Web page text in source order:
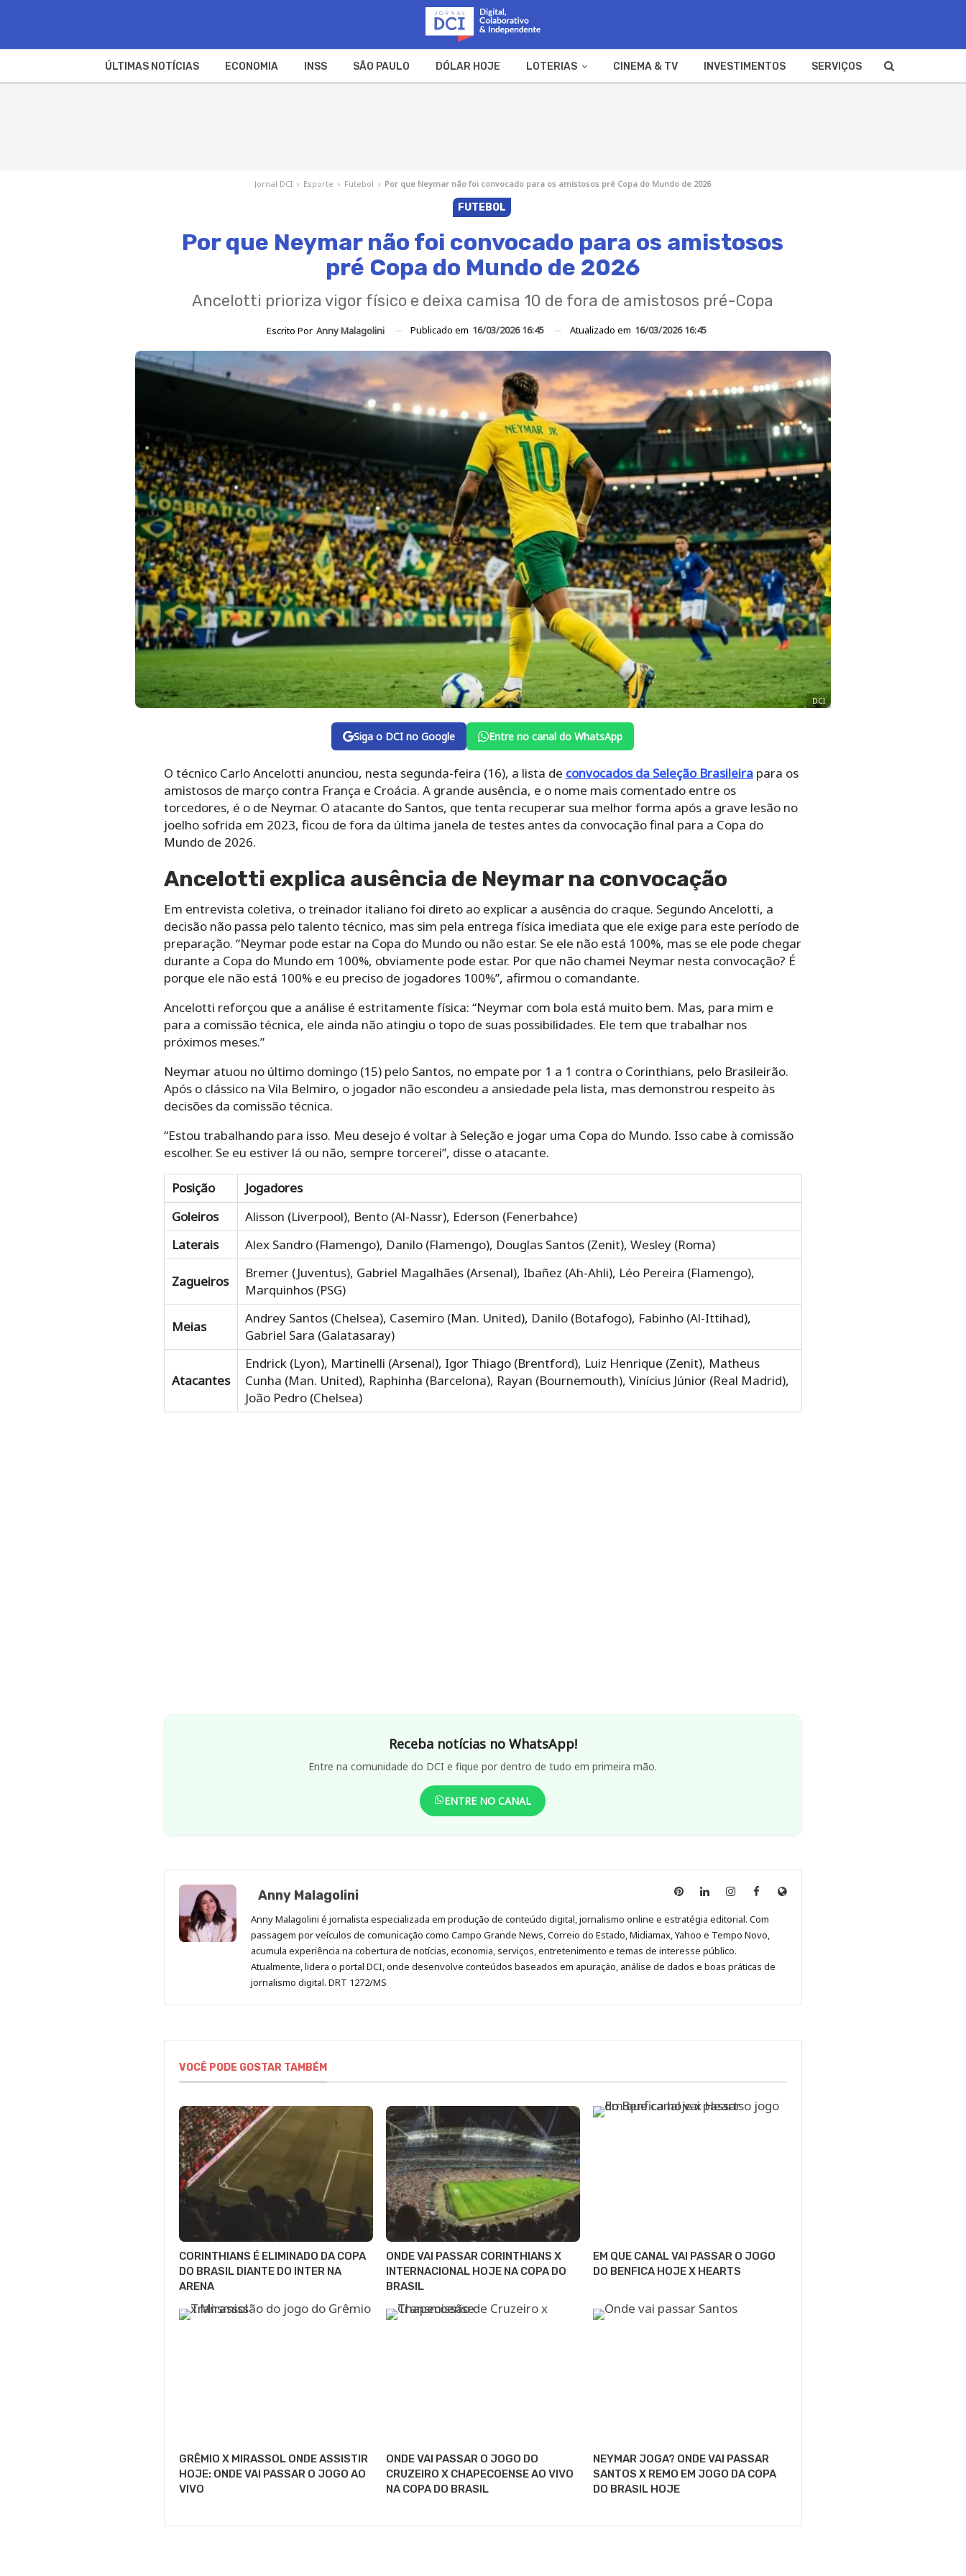
ÚLTIMAS NOTÍCIAS ECONOMIA INSS SÃO PAULO DÓLAR HOJE LOTERIAS CINEMA & TV INVESTIMENTOS SERVIÇOS
Jornal DCI › Esporte › Futebol › Por que Neymar não foi convocado para os amistosos pré Copa do Mundo de 2026
FUTEBOL
Por que Neymar não foi convocado para os amistosos
pré Copa do Mundo de 2026
Ancelotti prioriza vigor físico e deixa camisa 10 de fora de amistosos pré-Copa
Escrito Por Anny Malagolini Publicado em 16/03/2026 16:45 Atualizado em 16/03/2026 16:45
DCI
Siga o DCI no Google Entre no canal do WhatsApp
O técnico Carlo Ancelotti anunciou, nesta segunda-feira (16), a lista de convocados da Seleção Brasileirapara os
amistosos de março contra França e Croácia. A grande ausência, e o nome mais comentado entre os
torcedores, é o de Neymar. O atacante do Santos, que tenta recuperar sua melhor forma após a grave lesão no
joelho sofrida em 2023, ficou de fora da última janela de testes antes da convocação final para a Copa do
Mundo de 2026.
Ancelotti explica ausência de Neymar na convocação
Em entrevista coletiva, o treinador italiano foi direto ao explicar a ausência do craque. Segundo Ancelotti, a
decisão não passa pelo talento técnico, mas sim pela entrega física imediata que ele exige para este período de
preparação. “Neymar pode estar na Copa do Mundo ou não estar. Se ele não está 100%, mas se ele pode chegar
durante a Copa do Mundo em 100%, obviamente pode estar. Por que não chamei Neymar nesta convocação? É
porque ele não está 100% e eu preciso de jogadores 100%”, afirmou o comandante.
Ancelotti reforçou que a análise é estritamente física: “Neymar com bola está muito bem. Mas, para mim e
para a comissão técnica, ele ainda não atingiu o topo de suas possibilidades. Ele tem que trabalhar nos
próximos meses.”
Neymar atuou no último domingo (15) pelo Santos, no empate por 1 a 1 contra o Corinthians, pelo Brasileirão.
Após o clássico na Vila Belmiro, o jogador não escondeu a ansiedade pela lista, mas demonstrou respeito às
decisões da comissão técnica.
“Estou trabalhando para isso. Meu desejo é voltar à Seleção e jogar uma Copa do Mundo. Isso cabe à comissão
escolher. Se eu estiver lá ou não, sempre torcerei”, disse o atacante.
Posição
Jogadores
Goleiros
Alisson (Liverpool), Bento (Al-Nassr), Ederson (Fenerbahce)
Laterais
Alex Sandro (Flamengo), Danilo (Flamengo), Douglas Santos (Zenit), Wesley (Roma)
Zagueiros
Bremer (Juventus), Gabriel Magalhães (Arsenal), Ibañez (Ah-Ahli), Léo Pereira (Flamengo),
Marquinhos (PSG)
Meias
Andrey Santos (Chelsea), Casemiro (Man. United), Danilo (Botafogo), Fabinho (Al-Ittihad),
Gabriel Sara (Galatasaray)
Atacantes
Endrick (Lyon), Martinelli (Arsenal), Igor Thiago (Brentford), Luiz Henrique (Zenit), Matheus
Cunha (Man. United), Raphinha (Barcelona), Rayan (Bournemouth), Vinícius Júnior (Real Madrid),
João Pedro (Chelsea)
Receba notícias no WhatsApp!
Entre na comunidade do DCI e fique por dentro de tudo em primeira mão.
ENTRE NO CANAL
Anny Malagolini
Anny
no
Pinterest
Anny
no
LinkedIn
Anny
no
Instagram
Anny
no
Facebook
Site
Anny Malagolini é jornalista especializada em produção de conteúdo digital, jornalismo online e estratégia editorial. Com
passagem por veículos de comunicação como Campo Grande News, Correio do Estado, Midiamax, Yahoo e Tempo Novo,
acumula experiência na cobertura de notícias, economia, serviços, entretenimento e temas de interesse público.
Atualmente, lidera o portal DCI, onde desenvolve conteúdos baseados em apuração, análise de dados e boas práticas de
jornalismo digital. DRT 1272/MS
VOCÊ PODE GOSTAR TAMBÉM
CORINTHIANS É ELIMINADO DA COPA
DO BRASIL DIANTE DO INTER NA
ARENA
ONDE VAI PASSAR CORINTHIANS X
INTERNACIONAL HOJE NA COPA DO
BRASIL
EM QUE CANAL VAI PASSAR O JOGO
DO BENFICA HOJE X HEARTS
GRÊMIO X MIRASSOL ONDE ASSISTIR
HOJE: ONDE VAI PASSAR O JOGO AO
VIVO
ONDE VAI PASSAR O JOGO DO
CRUZEIRO X CHAPECOENSE AO VIVO
NA COPA DO BRASIL
NEYMAR JOGA? ONDE VAI PASSAR
SANTOS X REMO EM JOGO DA COPA
DO BRASIL HOJE